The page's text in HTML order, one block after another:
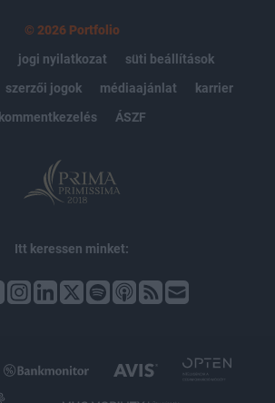
© 2026 Portfolio
jogi nyilatkozat
süti beállítások
szerzői jogok médiaajánlat
karrier
kommentkezelés
ÁSZF
Itt keressen minket: